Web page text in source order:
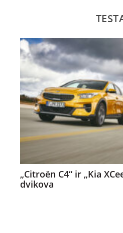
„Citroën C4“ ir „Kia
dvikova